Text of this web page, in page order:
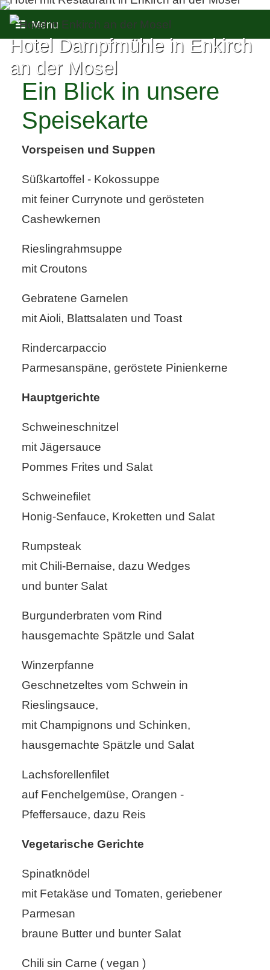
Hotel Dampfmühle in Enkirch
an der Mosel
Ein Blick in unsere
Speisekarte
Vorspeisen und Suppen
Süßkartoffel - Kokossuppe
mit feiner Currynote und gerösteten
Cashewkernen
Rieslingrahmsuppe
mit Croutons
Gebratene Garnelen
mit Aioli, Blattsalaten und Toast
Rindercarpaccio
Parmesanspäne, geröstete Pinienkerne
Hauptgerichte
Schweineschnitzel
mit Jägersauce
Pommes Frites und Salat
Schweinefilet
Honig-Senfauce, Kroketten und Salat
Rumpsteak
mit Chili-Bernaise, dazu Wedges
und bunter Salat
Burgunderbraten vom Rind
hausgemachte Spätzle und Salat
Winzerpfanne
Geschnetzeltes vom Schwein in
Rieslingsauce,
mit Champignons und Schinken,
hausgemachte Spätzle und Salat
Lachsforellenfilet
auf Fenchelgemüse, Orangen -
Pfeffersauce, dazu Reis
Vegetarische Gerichte
Spinatknödel
mit Fetakäse und Tomaten, geriebener
Parmesan
braune Butter und bunter Salat
Chili sin Carne ( vegan )
Provisionsfrei für uns - bester
Preis für Sie
Verfügbarkeiten & Preise sofort
ersichtlich*Sofortige
Buchungsbestätigung